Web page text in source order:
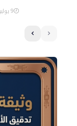
9 يوليو، 2026